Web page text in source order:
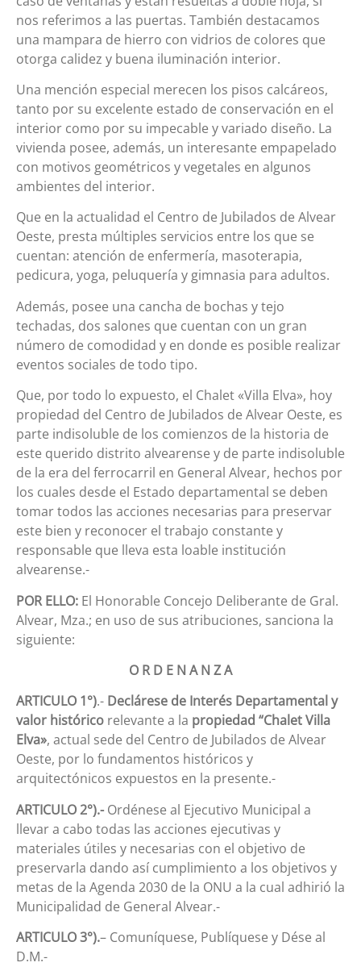
nos referimos a las puertas. También destacamos
una mampara de hierro con vidrios de colores que
otorga calidez y buena iluminación interior.
Una mención especial merecen los pisos calcáreos,
tanto por su excelente estado de conservación en el
interior como por su impecable y variado diseño. La
vivienda posee, además, un interesante empapelado
con motivos geométricos y vegetales en algunos
ambientes del interior.
Que en la actualidad el Centro de Jubilados de Alvear
Oeste, presta múltiples servicios entre los que se
cuentan: atención de enfermería, masoterapia,
pedicura, yoga, peluquería y gimnasia para adultos.
Además, posee una cancha de bochas y tejo
techadas, dos salones que cuentan con un gran
número de comodidad y en donde es posible realizar
eventos sociales de todo tipo.
Que, por todo lo expuesto, el Chalet «Villa Elva», hoy
propiedad del Centro de Jubilados de Alvear Oeste, es
parte indisoluble de los comienzos de la historia de
este querido distrito alvearense y de parte indisoluble
de la era del ferrocarril en General Alvear, hechos por
los cuales desde el Estado departamental se deben
tomar todos las acciones necesarias para preservar
este bien y reconocer el trabajo constante y
responsable que lleva esta loable institución
alvearense.-
POR ELLO: El Honorable Concejo Deliberante de Gral.
Alvear, Mza.; en uso de sus atribuciones, sanciona la
siguiente:
O R D E N A N Z A
ARTICULO 1°).- Declárese de Interés Departamental y
valor histórico relevante a la propiedad “Chalet Villa
Elva», actual sede del Centro de Jubilados de Alvear
Oeste, por lo fundamentos históricos y
arquitectónicos expuestos en la presente.-
ARTICULO 2°).-Ordénese al Ejecutivo Municipal a
llevar a cabo todas las acciones ejecutivas y
materiales útiles y necesarias con el objetivo de
preservarla dando así cumplimiento a los objetivos y
metas de la Agenda 2030 de la ONU a la cual adhirió la
Municipalidad de General Alvear.-
ARTICULO 3°).– Comuníquese, Publíquese y Dése al
D.M.-